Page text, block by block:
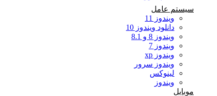
سیستم عامل
ویندوز 11
دانلود ویندوز 10
ویندوز 8 و 8.1
ویندوز 7
ویندوز xp
ویندوز سرور
لینوکس
ویندوز
موبایل